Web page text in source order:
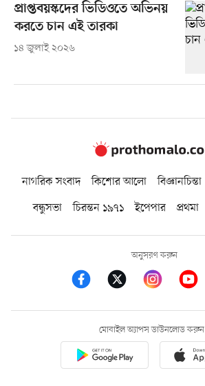
প্রাপ্তবয়স্কদের ভিডিওতে অভিনয়
করতে চান এই তারকা
১৪ জুলাই ২০২৬
নাগরিক সংবাদ কিশোর আলো বিজ্ঞানচিন্তা
বন্ধুসভা
চিরন্তন ১৯৭১ ইপেপার প্রথমা
অনুসরণ করুন
মোবাইল অ্যাপস ডাউনলোড করুন